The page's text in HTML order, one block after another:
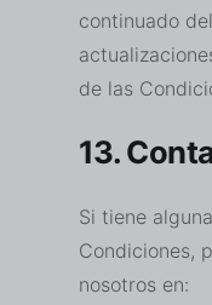
continuado
de las
13.
Si tiene
Condiciones,
nosotros en: